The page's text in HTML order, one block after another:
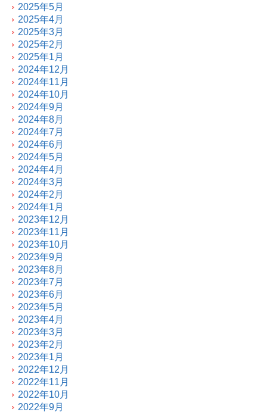
2025年5月
2025年4月
2025年3月
2025年2月
2025年1月
2024年12月
2024年11月
2024年10月
2024年9月
2024年8月
2024年7月
2024年6月
2024年5月
2024年4月
2024年3月
2024年2月
2024年1月
2023年12月
2023年11月
2023年10月
2023年9月
2023年8月
2023年7月
2023年6月
2023年5月
2023年4月
2023年3月
2023年2月
2023年1月
2022年12月
2022年11月
2022年10月
2022年9月